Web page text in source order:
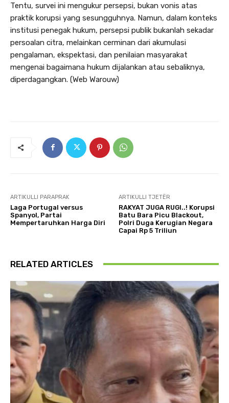
Tentu, survei ini mengukur persepsi, bukan vonis atas
praktik korupsi yang sesungguhnya. Namun, dalam konteks
institusi penegak hukum, persepsi publik bukanlah sekadar
persoalan citra, melainkan cerminan dari akumulasi
pengalaman, ekspektasi, dan penilaian masyarakat
mengenai bagaimana hukum dijalankan atau sebaliknya,
diperdagangkan. (Web Warouw)
ARTIKULLI PARAPRAK
Laga Portugal versus
Spanyol, Partai
Mempertaruhkan Harga Diri
ARTIKULLI TJETËR
RAKYAT JUGA RUGI..! Korupsi
Batu Bara Picu Blackout,
Polri Duga Kerugian Negara
Capai Rp 5 Triliun
RELATED ARTICLES